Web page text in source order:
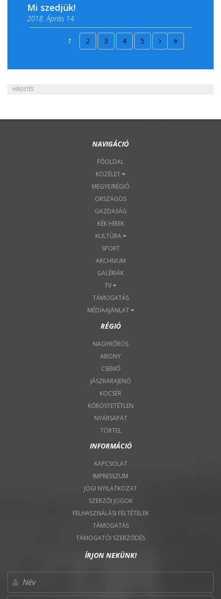
Mi szedjük!
2018. Április 14.
2018. Április 15.
1 2 3 4 5
HÍRDETÉS
NAVIGÁCIÓ
FŐOLDAL
KÖZÉLET
MEGYE/RÉGIÓ
ORSZÁGOS
GAZDASÁG
KÉK HÍREK
KULTÚRA
SPORT
ARCHIVUM
GALÉRIÁK
TV
TÁMOGATÁS
MÉDIAAJÁNLAT
RÉGIÓ
NAGYKŐRÖS
ABONY
CSEMŐ
JÁSZKARAJENŐ
KOCSÉR
KŐRÖSTETÉTLEN
NYÁRSAPÁT
TÖRTEL
INFORMÁCIÓ
KAPCSOLAT
IMPRESSZUM
JOGI NYILATKOZAT
SZERZŐI JOGOK
FELHASZNÁLÁSI FELTÉTELEK
TÁMOGATÁS
TÁMOGATÓI SZERZŐDÉS
ÍRJON NEKÜNK!